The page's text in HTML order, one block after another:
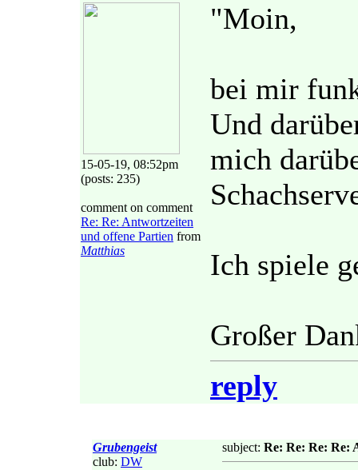
15-05-19, 08:52pm
(posts: 235)
comment on comment
Re: Re: Antwortzeiten
und offene Partien from
Matthias
"Moin,
bei mir
Und
mich
Ich spiele
Großer
reply
Grubengeist
club: DW
subject: Re: Re: Re: Re: